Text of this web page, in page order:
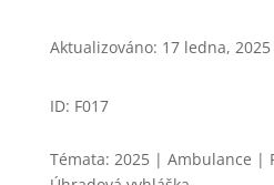
Aktualizováno: 17 ledna,
ID: F017
Témata: 2025 | Ambulance |